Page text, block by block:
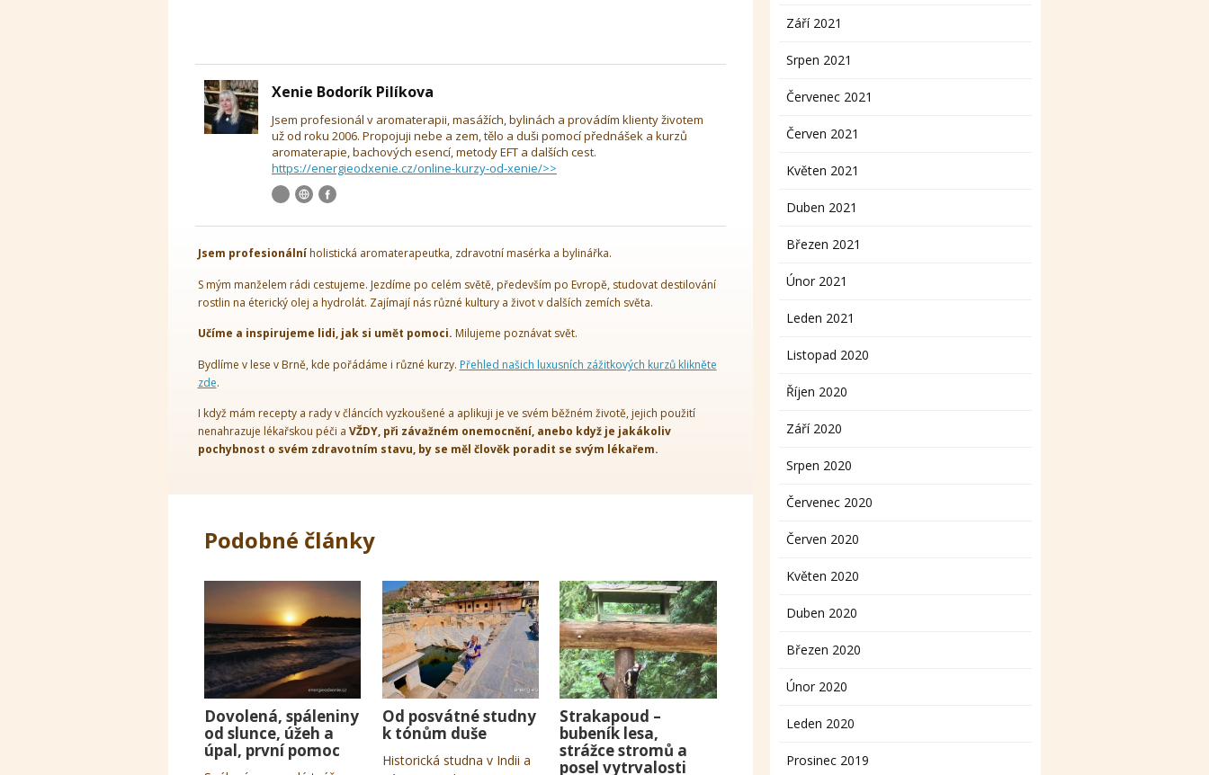
Xenie Bodorík Pilíkova
Jsem profesionál v aromaterapii, masážích, bylinách a provádím klienty životem
už od roku 2006. Propojuji nebe a zem, tělo a duši pomocí přednášek a kurzů
aromaterapie, bachových esencí, metody EFT a dalších cest.
https://energieodxenie.cz/online-kurzy-od-xenie/>>
Jsem profesionálníholistická aromaterapeutka, zdravotní masérka a bylinářka.
S mým manželem rádi cestujeme. Jezdíme po celém světě, především po Evropě, studovat destilování
rostlin na éterický olej a hydrolát. Zajímají nás různé kultury a život v dalších zemích světa.
Učíme a inspirujeme lidi, jak si umět pomoci. Milujeme poznávat svět.
Bydlíme v lese v Brně, kde pořádáme i různé kurzy. Přehled našich luxusních zážitkových kurzů klikněte
zde.
I když mám recepty a rady v článcích vyzkoušené a aplikuji je ve svém běžném životě, jejich použití
nenahrazuje lékařskou péči a VŽDY, při závažném onemocnění, anebo když je jakákoliv
pochybnost o svém zdravotním stavu, by se měl člověk poradit se svým lékařem.
Podobné články
Dovolená, spáleniny
od slunce, úžeh a
úpal, první pomoc
Od posvátné studny
k tónům duše
Historická studna v Indii a
Strakapoud –
bubeník lesa,
strážce stromů a
posel vytrvalosti
Září 2021
Srpen 2021
Červenec 2021
Červen 2021
Květen 2021
Duben 2021
Březen 2021
Únor 2021
Leden 2021
Listopad 2020
Říjen 2020
Září 2020
Srpen 2020
Červenec 2020
Červen 2020
Květen 2020
Duben 2020
Březen 2020
Únor 2020
Leden 2020
Prosinec 2019